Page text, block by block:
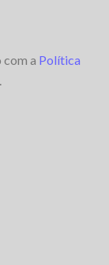
com a Política